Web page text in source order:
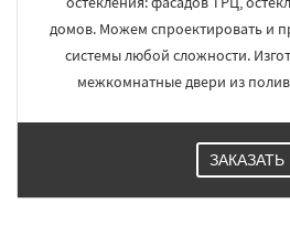
домов. Можем спроектировать и
системы любой сложности.
межкомнатные двери из
ЗАКАЗАТЬ